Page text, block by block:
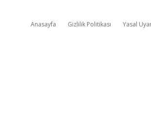
Anasayfa Gizlilik Politikası Yasal